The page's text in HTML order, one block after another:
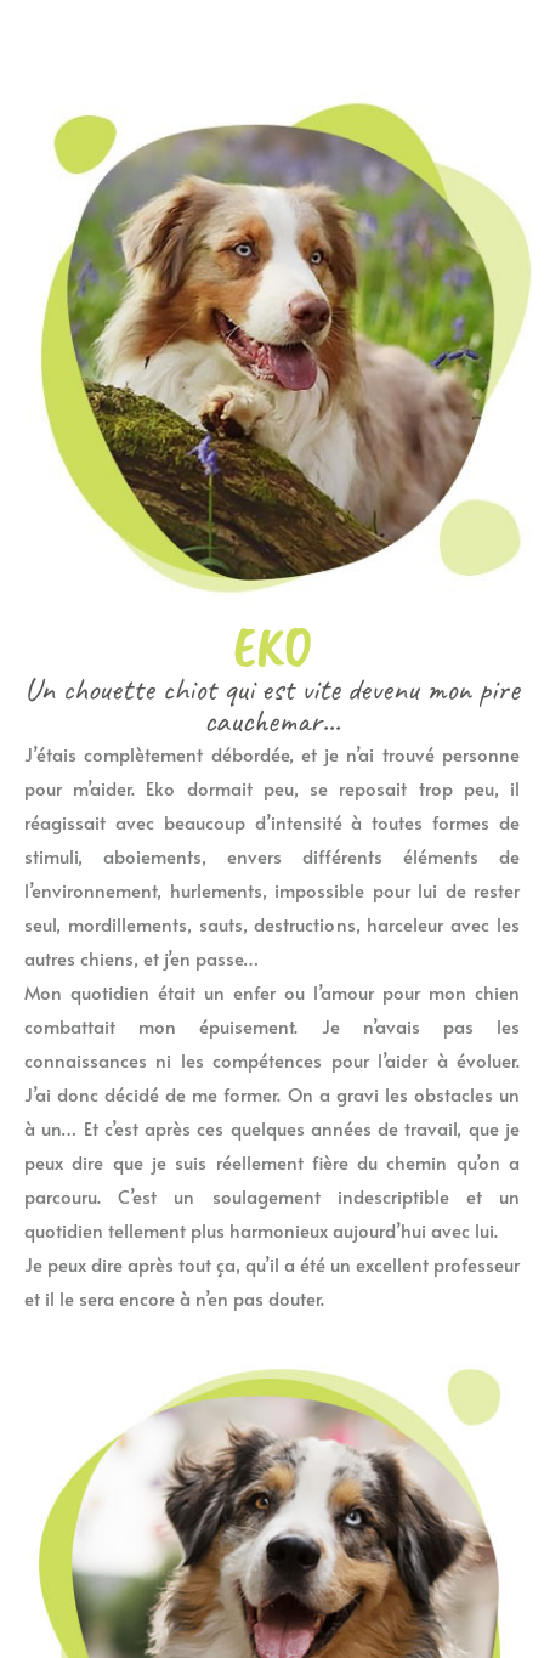
EKO
Un chouette chiot qui est vite devenu mon pire
cauchemar...
J’étais complètement débordée, et je n’ai trouvé personne
pour m’aider. Eko dormait peu, se reposait trop peu, il
réagissait avec beaucoup d’intensité à toutes formes de
stimuli, aboiements, envers différents éléments de
l’environnement, hurlements, impossible pour lui de rester
seul, mordillements, sauts, destructions, harceleur avec les
autres chiens, et j’en passe…
Mon quotidien était un enfer ou l’amour pour mon chien
combattait mon épuisement. Je n’avais pas les
connaissances ni les compétences pour l’aider à évoluer.
J’ai donc décidé de me former. On a gravi les obstacles un
à un… Et c’est après ces quelques années de travail, que je
peux dire que je suis réellement fière du chemin qu’on a
parcouru. C’est un soulagement indescriptible et un
quotidien tellement plus harmonieux aujourd’hui avec lui.
Je peux dire après tout ça, qu’il a été un excellent professeur
et il le sera encore à n’en pas douter.